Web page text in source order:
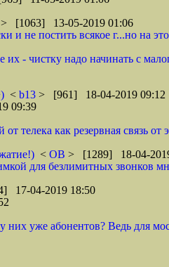
> [1063] 13-05-2019 01:06
не постить всякое г...но на
- чистку надо начинать с
< b13 > [961] 18-04-2019 09:12
09:39
как резервная связь от
< ОВ > [1289] 18-04-
для безлимитных звонков
17-04-2019 18:50
них уже абонентов? Ведь для